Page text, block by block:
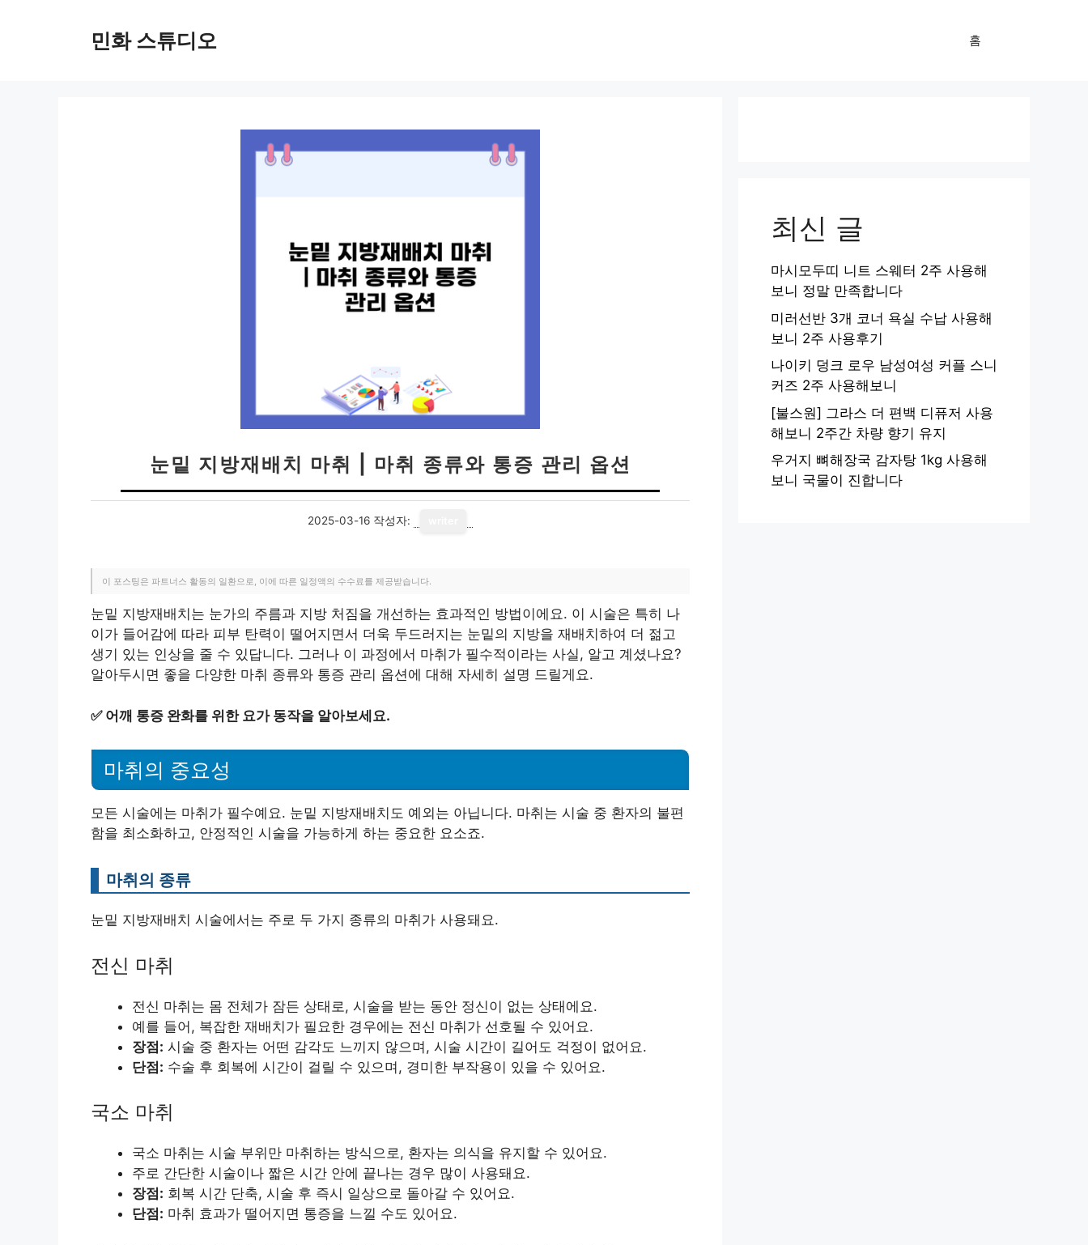
민화 스튜디오 홈
눈밑 지방재배치 마취 | 마취 종류와 통증 관리 옵션
2025-03-16 작성자:
이 포스팅은 파트너스 활동의 일환으로, 이에 따른 일정액의 수수료를 제공받습니다.
눈밑 지방재배치는 눈가의 주름과 지방 처짐을 개선하는 효과적인 방법이에요. 이 시술은 특히 나
이가 들어감에 따라 피부 탄력이 떨어지면서 더욱 두드러지는 눈밑의 지방을 재배치하여 더 젊고
생기 있는 인상을 줄 수 있답니다. 그러나 이 과정에서 마취가 필수적이라는 사실, 알고 계셨나요?
알아두시면 좋을 다양한 마취 종류와 통증 관리 옵션에 대해 자세히 설명 드릴게요.
✅ 어깨 통증 완화를 위한 요가 동작을 알아보세요.
마취의 중요성
모든 시술에는 마취가 필수예요. 눈밑 지방재배치도 예외는 아닙니다. 마취는 시술 중 환자의 불편
함을 최소화하고, 안정적인 시술을 가능하게 하는 중요한 요소죠.
마취의 종류
눈밑 지방재배치 시술에서는 주로 두 가지 종류의 마취가 사용돼요.
전신 마취
전신 마취는 몸 전체가 잠든 상태로, 시술을 받는 동안 정신이 없는 상태에요.
예를 들어, 복잡한 재배치가 필요한 경우에는 전신 마취가 선호될 수 있어요.
장점: 시술 중 환자는 어떤 감각도 느끼지 않으며, 시술 시간이 길어도 걱정이 없어요.
단점: 수술 후 회복에 시간이 걸릴 수 있으며, 경미한 부작용이 있을 수 있어요.
국소 마취
국소 마취는 시술 부위만 마취하는 방식으로, 환자는 의식을 유지할 수 있어요.
주로 간단한 시술이나 짧은 시간 안에 끝나는 경우 많이 사용돼요.
장점: 회복 시간 단축, 시술 후 즉시 일상으로 돌아갈 수 있어요.
단점: 마취 효과가 떨어지면 통증을 느낄 수도 있어요.
최신 글
마시모두띠 니트 스웨터 2주 사용해
보니 정말 만족합니다
미러선반 3개 코너 욕실 수납 사용해
보니 2주 사용후기
나이키 덩크 로우 남성여성 커플 스니
커즈 2주 사용해보니
[불스원] 그라스 더 편백 디퓨저 사용
해보니 2주간 차량 향기 유지
우거지 뼈해장국 감자탕 1kg 사용해
보니 국물이 진합니다